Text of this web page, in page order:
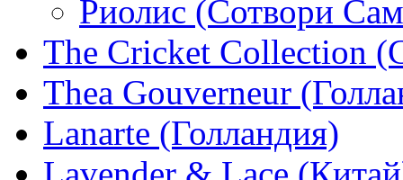
Риолис (Сотвори
The Cricket Collection
Thea Gouverneur
Lanarte (Голландия)